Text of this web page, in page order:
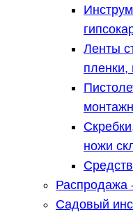
Ленты
пленки,
ножи
Распродажа
Садовый